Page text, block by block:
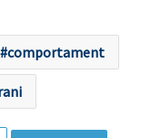
comportament